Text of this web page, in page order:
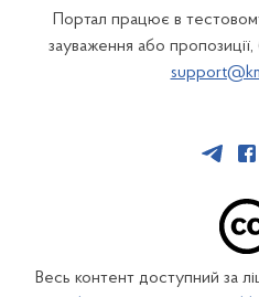
Портал працює в
зауваження або
Весь контент доступний за